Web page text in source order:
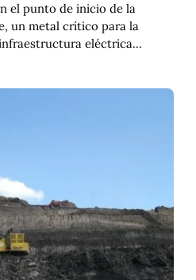
el punto de inicio de la
un metal crítico para la
eléctrica…